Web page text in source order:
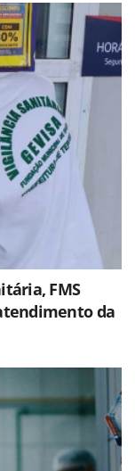
FMS
da